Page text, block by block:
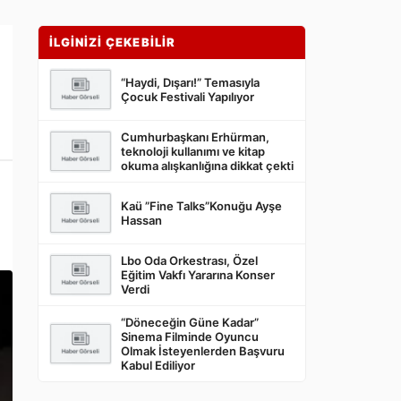
İLGİNİZİ ÇEKEBİLİR
“Haydi, Dışarı!” Temasıyla
Çocuk Festivali Yapılıyor
Cumhurbaşkanı Erhürman,
teknoloji kullanımı ve kitap
okuma alışkanlığına dikkat çekti
Kaü ”Fine Talks”Konuğu Ayşe
Hassan
Lbo Oda Orkestrası, Özel
Eğitim Vakfı Yararına Konser
Verdi
“Döneceğin Güne Kadar”
Sinema Filminde Oyuncu
Olmak İsteyenlerden Başvuru
Kabul Ediliyor